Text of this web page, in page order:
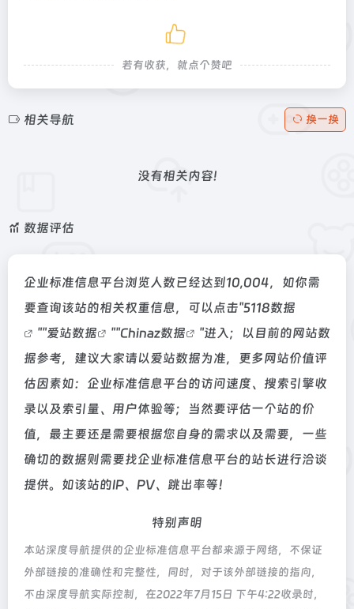
若有收获，就点个赞吧
相关导航 换一换
没有相关内容!
数据评估
企业标准信息平台浏览人数已经达到10,004，如你需
要查询该站的相关权重信息，可以点击"5118数据
""爱站数据 ""Chinaz数据
"进入；以目前的网站数
据参考，建议大家请以爱站数据为准，更多网站价值评
估因素如：企业标准信息平台的访问速度、搜索引擎收
录以及索引量、用户体验等；当然要评估一个站的价
值，最主要还是需要根据您自身的需求以及需要，一些
确切的数据则需要找企业标准信息平台的站长进行洽谈
提供。如该站的IP、PV、跳出率等！
特别声明
本站深度导航提供的企业标准信息平台都来源于网络，不保证
外部链接的准确性和完整性，同时，对于该外部链接的指向，
不由深度导航实际控制，在2022年7月15日 下午4:22收录时，